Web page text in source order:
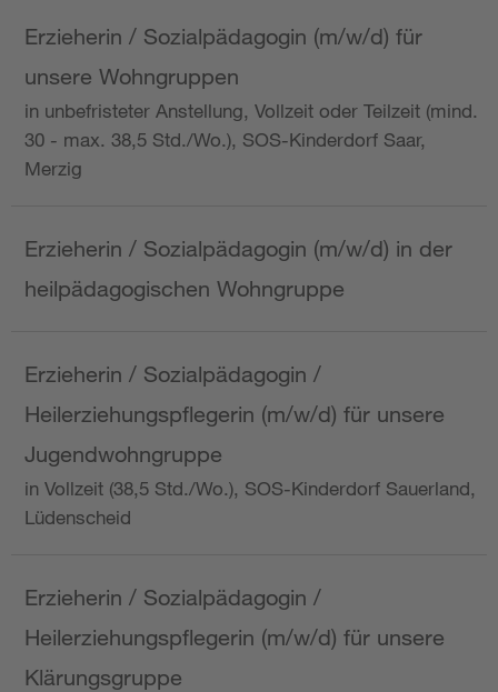
Erzieherin / Sozialpädagogin (m/w/d) für
unsere Wohngruppen
in unbefristeter Anstellung, Vollzeit oder Teilzeit (mind.
30 - max. 38,5 Std./Wo.), SOS-Kinderdorf Saar,
Merzig
Erzieherin / Sozialpädagogin (m/w/d) in der
heilpädagogischen Wohngruppe
Erzieherin / Sozialpädagogin /
Heilerziehungspflegerin (m/w/d) für unsere
Jugendwohngruppe
in Vollzeit (38,5 Std./Wo.), SOS-Kinderdorf Sauerland,
Lüdenscheid
Erzieherin / Sozialpädagogin /
Heilerziehungspflegerin (m/w/d) für unsere
Klärungsgruppe